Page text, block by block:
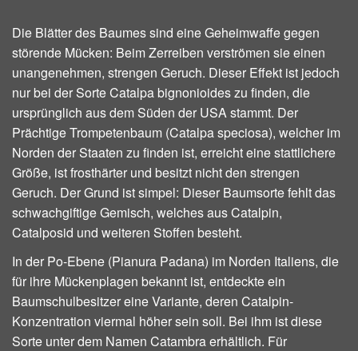
Die Blätter des Baumes sind eine Geheimwaffe gegen
störende Mücken: Beim Zerreiben verströmen sie einen
unangenehmen, strengen Geruch. Dieser Effekt ist jedoch
nur bei der Sorte Catalpa bignonioides zu finden, die
ursprünglich aus dem Süden der USA stammt. Der
Prächtige Trompetenbaum (Catalpa speciosa), welcher im
Norden der Staaten zu finden ist, erreicht eine stattlichere
Größe, ist frosthärter und besitzt nicht den strengen
Geruch. Der Grund ist simpel: Dieser Baumsorte fehlt das
schwachgiftige Gemisch, welches aus Catalpin,
Catalposid und weiteren Stoffen besteht.
In der Po-Ebene (Pianura Padana) im Norden Italiens, die
für ihre Mückenplagen bekannt ist, entdeckte ein
Baumschulbesitzer eine Variante, deren Catalpin-
Konzentration viermal höher sein soll. Bei ihm ist diese
Sorte unter dem Namen Catambra erhältlich. Für